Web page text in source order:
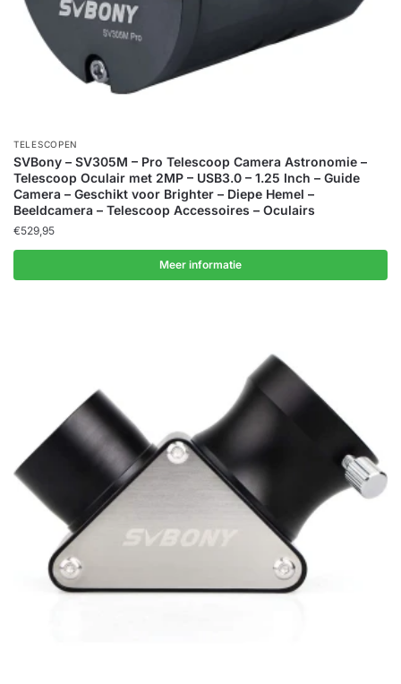
TELESCOPEN
SVBony – SV305M – Pro Telescoop Camera Astronomie –
Telescoop Oculair met 2MP – USB3.0 – 1.25 Inch – Guide
Camera – Geschikt voor Brighter – Diepe Hemel –
Beeldcamera – Telescoop Accessoires – Oculairs
€529,95
Meer informatie